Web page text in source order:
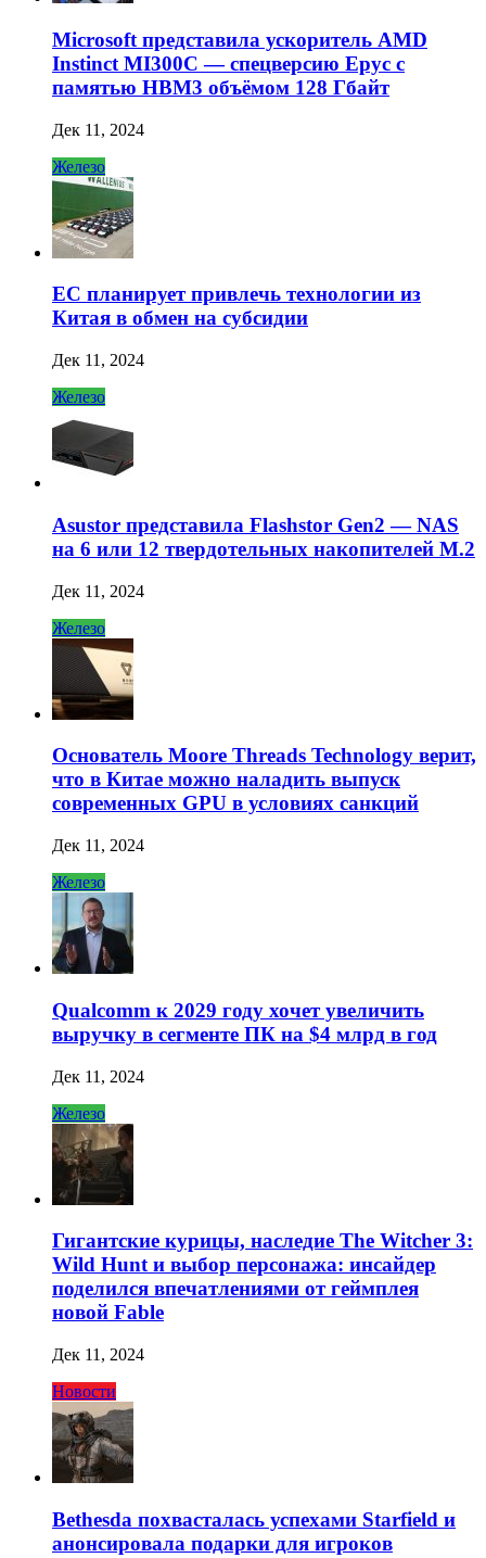
Microsoft представила ускоритель AMD
Instinct MI300C — спецверсию Epyc с
памятью HBM3 объёмом 128 Гбайт
Дек 11, 2024
Железо
ЕС планирует привлечь технологии из
Китая в обмен на субсидии
Дек 11, 2024
Железо
Asustor представила Flashstor Gen2 — NAS
на 6 или 12 твердотельных накопителей M.2
Дек 11, 2024
Железо
Основатель Moore Threads Technology верит,
что в Китае можно наладить выпуск
современных GPU в условиях санкций
Дек 11, 2024
Железо
Qualcomm к 2029 году хочет увеличить
выручку в сегменте ПК на $4 млрд в год
Дек 11, 2024
Железо
Гигантские курицы, наследие The Witcher 3:
Wild Hunt и выбор персонажа: инсайдер
поделился впечатлениями от геймплея
новой Fable
Дек 11, 2024
Новости
Bethesda похвасталась успехами Starfield и
анонсировала подарки для игроков